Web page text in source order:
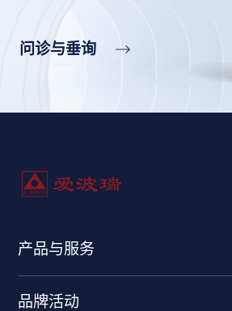
问诊与垂询
产品与服务
品牌活动